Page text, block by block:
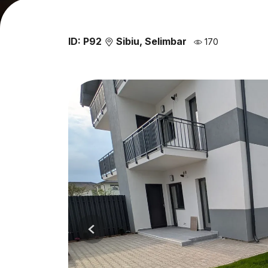
ID: P92 Sibiu, Selimbar 170
Previous